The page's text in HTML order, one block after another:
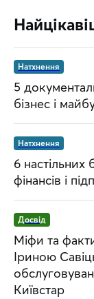
Натхнення
5
бізнес і
Натхнення
6 настільних
фінансів і
Досвід
Міфи та
Іриною
Київстар